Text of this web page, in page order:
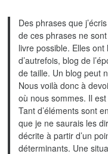
Des phrases que
de ces phrases ne
livre possible. Elles ont
d’autrefois, blog de
de taille. Un blog peut
Nous voilà donc à
où nous sommes. Il
Tant d’éléments sont
que je ne saurais les
décrite à partir d’un
déterminants. Une